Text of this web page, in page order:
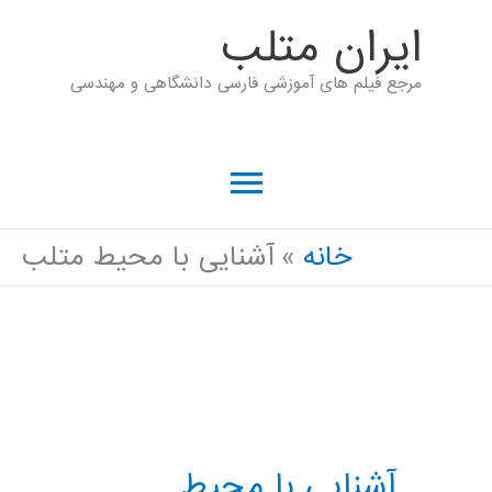
ايران متلب
مرجع فیلم های آموزشی فارسی دانشگاهی و مهندسی
فهرست
اصلی
خانه آشنایی با محیط متلب